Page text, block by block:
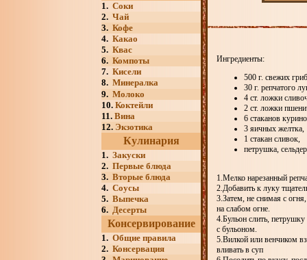
1. Соки
2. Чай
3. Кофе
4. Какао
5. Квас
6. Компоты
7. Кисели
8. Минералка
9. Молоко
10. Коктейли
11. Вина
12. Экзотика
Кулинария
1. Закуски
2. Первые блюда
3. Вторые блюда
4. Соусы
5. Выпечка
6. Десерты
Консервирование
1. Общие правила
2. Консервация
Ингредиенты:
500 г. свежих
30 г. репчатого
4 ст. ложки
2 ст. ложки
6 стаканов
3 яичных желтка,
1 стакан сливок,
петрушка,
1.Мелко нарезанный
2.Добавить к луку
3.Затем, не снимая с
на слабом огне.
4.Бульон слить, петрушку
с бульоном.
5.Вилкой или венчиком
вливать в суп